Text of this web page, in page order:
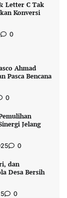
Letter C Tak
Konversi
0
Ahmad
Pasca Bencana
0
Jelang
0
dan
Desa Bersih
0